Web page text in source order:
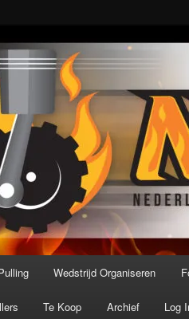
modelbouwsport ter wereld!
Wedstrijd Organiseren
Te Koop Archief Log